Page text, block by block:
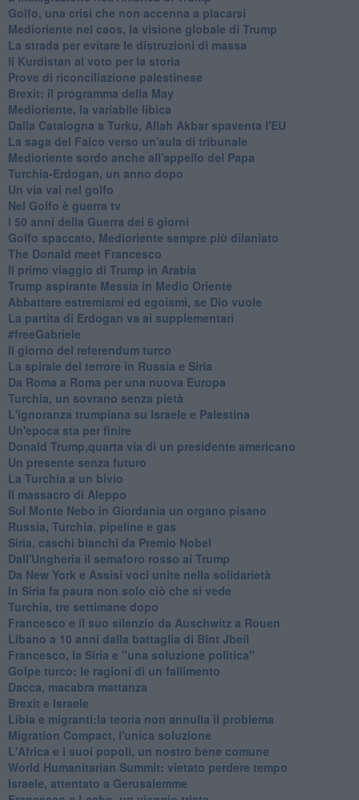
Golfo, una crisi che non accenna a placarsi
Medioriente nel caos, la visione globale di Trump
La strada per evitare le distruzioni di massa
Il Kurdistan al voto per la storia
Prove di riconciliazione palestinese
Brexit: il programma della May
Medioriente, la variabile libica
Dalla Catalogna a Turku, Allah Akbar spaventa l'EU
La saga del Falco verso un'aula di tribunale
Medioriente sordo anche all'appello del Papa
Turchia-Erdogan, un anno dopo
Un via vai nel golfo
Nel Golfo è guerra tv
I 50 anni della Guerra dei 6 giorni
Golfo spaccato, Medioriente sempre più dilaniato
The Donald meet Francesco
Il primo viaggio di Trump in Arabia
Trump aspirante Messia in Medio Oriente
Abbattere estremismi ed egoismi, se Dio vuole
La partita di Erdogan va ai supplementari
#freeGabriele
Il giorno del referendum turco
La spirale del terrore in Russia e Siria
Da Roma a Roma per una nuova Europa
Turchia, un sovrano senza pietà
L'ignoranza trumpiana su Israele e Palestina
Un'epoca sta per finire
Donald Trump,quarta via di un presidente americano
Un presente senza futuro
La Turchia a un bivio
Il massacro di Aleppo
Sul Monte Nebo in Giordania un organo pisano
Russia, Turchia, pipeline e gas
Siria, caschi bianchi da Premio Nobel
Dall'Ungheria il semaforo rosso ai Trump
Da New York e Assisi voci unite nella solidarietà
In Siria fa paura non solo ciò che si vede
Turchia, tre settimane dopo
Francesco e il suo silenzio da Auschwitz a Rouen
Libano a 10 anni dalla battaglia di Bint Jbeil
Francesco, la Siria e "una soluzione politica"
Golpe turco: le ragioni di un fallimento
Dacca, macabra mattanza
Brexit e Israele
Libia e migranti:la teoria non annulla il problema
Migration Compact, l'unica soluzione
L'Africa e i suoi popoli, un nostro bene comune
World Humanitarian Summit: vietato perdere tempo
Israele, attentato a Gerusalemme